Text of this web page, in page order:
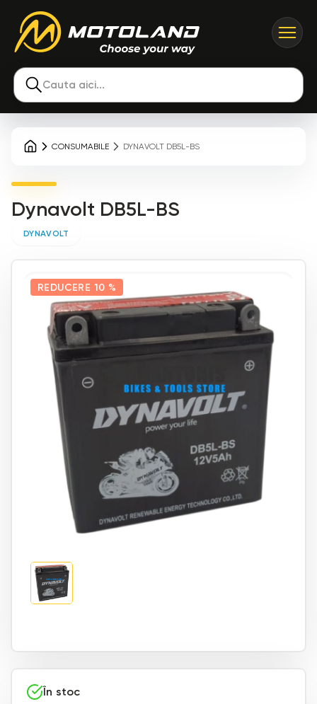
Cauta aici...
CONSUMABILE DYNAVOLT DB5L-BS
Dynavolt DB5L-BS
DYNAVOLT
REDUCERE 10 %
În stoc